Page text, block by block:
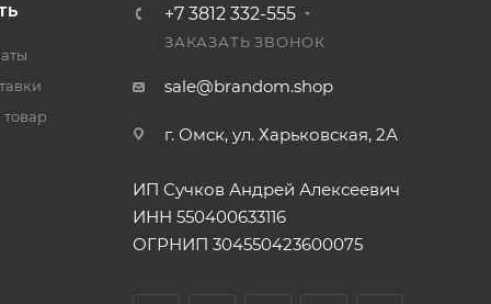
товар
+7 3812 332-555
ЗАКАЗАТЬ ЗВОНОК
sale@brandom.shop
г. Омск, ул. Харьковская, 2А
ИП Сучков Андрей Алексеевич
ИНН 550400633116
ОГРНИП 304550423600075